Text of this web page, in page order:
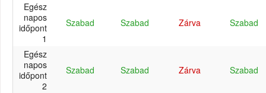
Egész
napos
időpont
1
Szabad Szabad Zárva Szabad
Egész
napos
időpont
2
Szabad Szabad Zárva Szabad